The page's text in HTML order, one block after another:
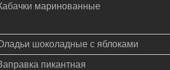
маринованные
шоколадные с яблоками
пикантная